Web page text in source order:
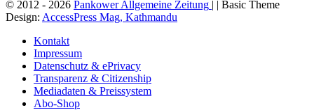
© 2012 - 2026 Pankower Allgemeine Zeitung | | Basic Theme
Design: AccessPress Mag, Kathmandu
Kontakt
Impressum
Datenschutz & ePrivacy
Transparenz & Citizenship
Mediadaten & Preissystem
Abo-Shop